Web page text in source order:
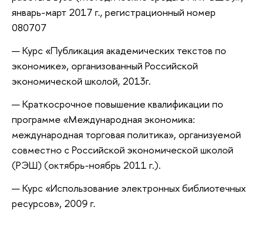
январь-март 2017 г.​, регистрационный номер
080707
Курс «Публикация академических текстов по
экономике», организованный Российской
экономической школой, 2013г.
Краткосрочное повышение квалификации по
программе «Международная экономика:
международная торговая политика», организуемой
совместно с Российской экономической школой
(РЭШ) (октябрь-ноябрь 2011 г.).
Курс «Использование электронных библиотечных
ресурсов», 2009 г.